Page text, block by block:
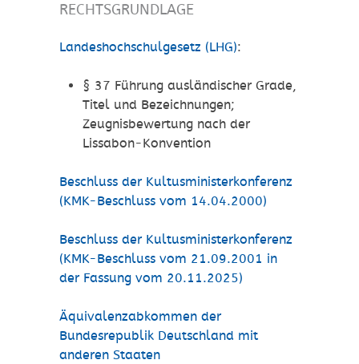
RECHTSGRUNDLAGE
Landeshochschulgesetz (LHG):
§ 37 Führung ausländischer Grade,
Titel und Bezeichnungen;
Zeugnisbewertung nach der
Lissabon-Konvention
Beschluss der Kultusministerkonferenz
(KMK-Beschluss vom 14.04.2000)
Beschluss der Kultusministerkonferenz
(KMK-Beschluss vom 21.09.2001 in
der Fassung vom 20.11.2025)
Äquivalenzabkommen der
Bundesrepublik Deutschland mit
anderen Staaten